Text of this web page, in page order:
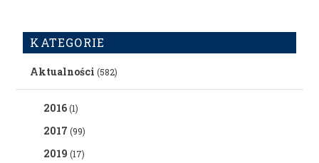
KATEGORIE
Aktualności (582)
2016(1)
2017 (99)
2019 (17)